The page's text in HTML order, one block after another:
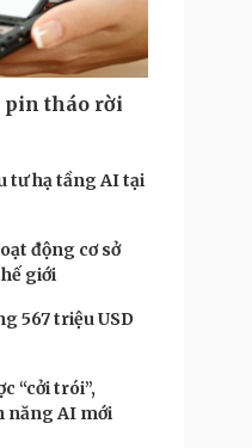
pin tháo rời
tư hạ tầng AI tại
động cơ sở
giới
567 triệu USD
“cởi trói”,
năng AI mới